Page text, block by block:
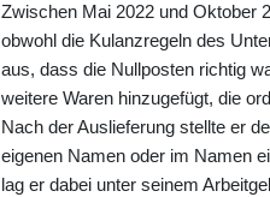
Zwischen Mai 2022 und Oktober
obwohl die Kulanzregeln des
aus, dass die Nullposten richtig
weitere Waren hinzugefügt, die
Nach der Auslieferung stellte er
eigenen Namen oder im Namen
lag er dabei unter seinem